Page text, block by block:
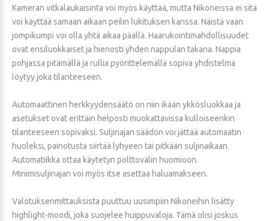
Kameran vitkalaukaisinta voi myös käyttää, mutta Nikoneissa ei sitä
voi käyttää samaan aikaan peilin lukituksen kanssa. Näistä vaan
jompikumpi voi olla yhtä aikaa päällä. Haarukointimahdollisuudet
ovat ensiluokkaiset ja hienosti yhden nappulan takana. Nappia
pohjassa pitämällä ja rullia pyörittelemällä sopiva yhdistelmä
löytyy joka tilanteeseen.
Automaattinen herkkyydensäätö on niin ikään ykkösluokkaa ja
asetukset ovat erittäin helposti muokattavissa kulloiseenkin
tilanteeseen sopivaksi. Suljinajan säädön voi jättää automaatin
huoleksi, painotusta siirtää lyhyeen tai pitkään suljinaikaan.
Automatiikka ottaa käytetyn polttovälin huomioon.
Minimisuljinajan voi myös itse asettaa haluamakseen.
Valotuksenmittauksista puuttuu uusimpiin Nikoneihin lisätty
highlight-moodi, joka suojelee huippuvaloja. Tämä olisi joskus